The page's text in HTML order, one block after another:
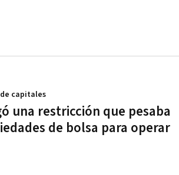
una restricción que pesaba
de bolsa para operar
capitales